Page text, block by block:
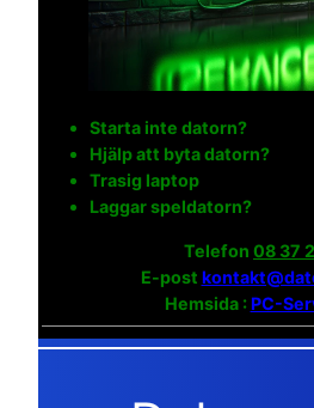
Starta inte datorn?
Hjälp att byta datorn?
Trasig laptop
Laggar speldatorn?
Telefon 08 37
E-post
Hemsida :PC-